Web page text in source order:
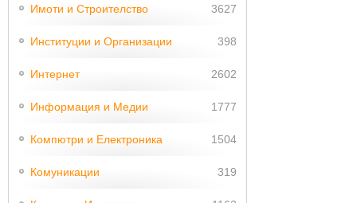
Имоти и Строителство 3627
Институции и Организации 398
Интернет 2602
Информация и Медии 1777
Компютри и Електроника 1504
Комуникации 319